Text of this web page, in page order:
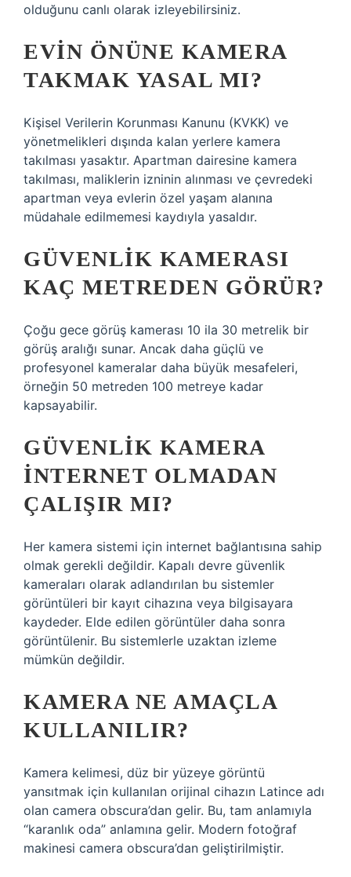
olduğunu canlı olarak izleyebilirsiniz.
EVIN ÖNÜNE KAMERA
TAKMAK YASAL MI?
Kişisel Verilerin Korunması Kanunu (KVKK) ve
yönetmelikleri dışında kalan yerlere kamera
takılması yasaktır. Apartman dairesine kamera
takılması, maliklerin izninin alınması ve çevredeki
apartman veya evlerin özel yaşam alanına
müdahale edilmemesi kaydıyla yasaldır.
GÜVENLIK KAMERASI
KAÇ METREDEN GÖRÜR?
Çoğu gece görüş kamerası 10 ila 30 metrelik bir
görüş aralığı sunar. Ancak daha güçlü ve
profesyonel kameralar daha büyük mesafeleri,
örneğin 50 metreden 100 metreye kadar
kapsayabilir.
GÜVENLIK KAMERA
INTERNET OLMADAN
ÇALIŞIR MI?
Her kamera sistemi için internet bağlantısına sahip
olmak gerekli değildir. Kapalı devre güvenlik
kameraları olarak adlandırılan bu sistemler
görüntüleri bir kayıt cihazına veya bilgisayara
kaydeder. Elde edilen görüntüler daha sonra
görüntülenir. Bu sistemlerle uzaktan izleme
mümkün değildir.
KAMERA NE AMAÇLA
KULLANILIR?
Kamera kelimesi, düz bir yüzeye görüntü
yansıtmak için kullanılan orijinal cihazın Latince adı
olan camera obscura’dan gelir. Bu, tam anlamıyla
“karanlık oda” anlamına gelir. Modern fotoğraf
makinesi camera obscura’dan geliştirilmiştir.